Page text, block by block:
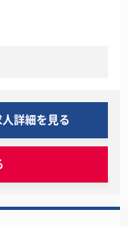
人詳細を見る